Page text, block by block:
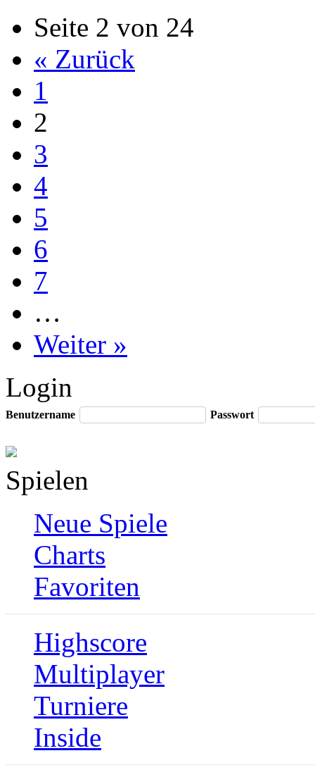
Seite 2 von 24
« Zurück
1
2
3
4
5
6
7
…
Weiter »
Login
Benutzername Passwort
Spielen
Neue Spiele
Charts
Favoriten
Highscore
Multiplayer
Turniere
Inside